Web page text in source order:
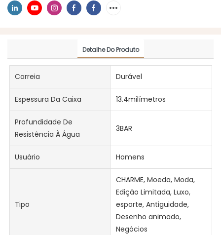
Detalhe Do Produto
Correia Durável
Espessura Da Caixa 13.4milímetros
Profundidade De
Resistência À Água
3BAR
Usuário Homens
Tipo
CHARME, Moeda, Moda,
Edição Limitada, Luxo,
esporte, Antiguidade,
Desenho animado,
Negócios